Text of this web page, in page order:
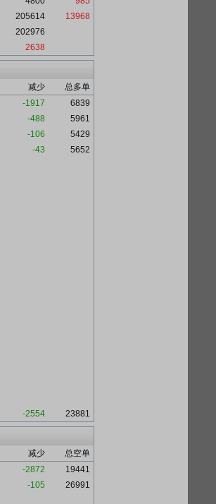
205614
13968
202976
2638
减少
总多单
-1917
6839
-488
5961
-106
5429
-43 5652
-2554 23881
减少
总空单
-2872
19441
-105 26991